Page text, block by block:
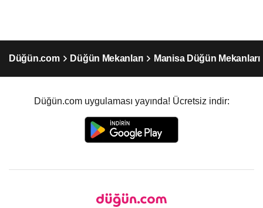
Düğün.com Düğün Mekanları Manisa Düğün Mekanları
Düğün.com uygulaması yayında! Ücretsiz indir: